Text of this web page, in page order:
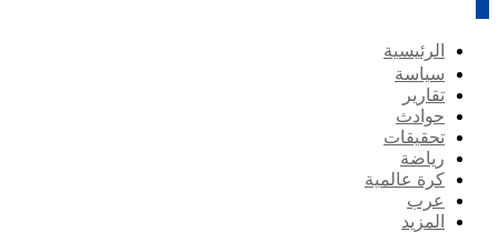
الرئيسية
سياسة
تقارير
حوادث
تحقيقات
رياضة
كرة عالمية
عرب
المزيد